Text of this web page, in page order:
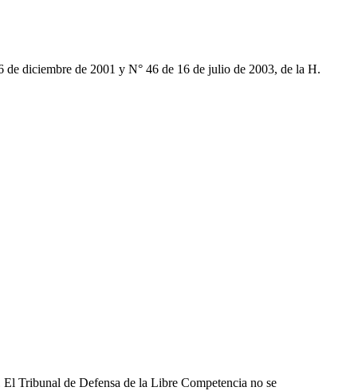
de diciembre de 2001 y N° 46 de 16 de julio de 2003, de la H.
Tribunal de Defensa de la Libre Competencia no se